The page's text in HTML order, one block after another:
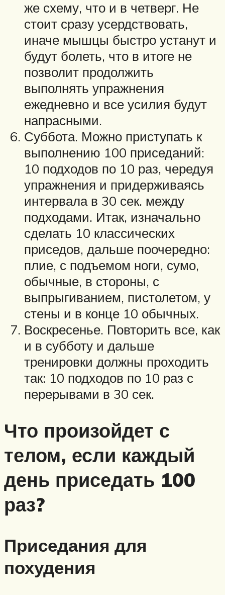
же схему, что и в четверг. Не
стоит сразу усердствовать,
иначе мышцы быстро устанут и
будут болеть, что в итоге не
позволит продолжить
выполнять упражнения
ежедневно и все усилия будут
напрасными.
Суббота. Можно приступать к
выполнению 100 приседаний:
10 подходов по 10 раз, чередуя
упражнения и придерживаясь
интервала в 30 сек. между
подходами. Итак, изначально
сделать 10 классических
приседов, дальше поочередно:
плие, с подъемом ноги, сумо,
обычные, в стороны, с
выпрыгиванием, пистолетом, у
стены и в конце 10 обычных.
Воскресенье. Повторить все, как
и в субботу и дальше
тренировки должны проходить
так: 10 подходов по 10 раз с
перерывами в 30 сек.
Что произойдет с
телом, если каждый
день приседать 100
раз?
Приседания для
похудения